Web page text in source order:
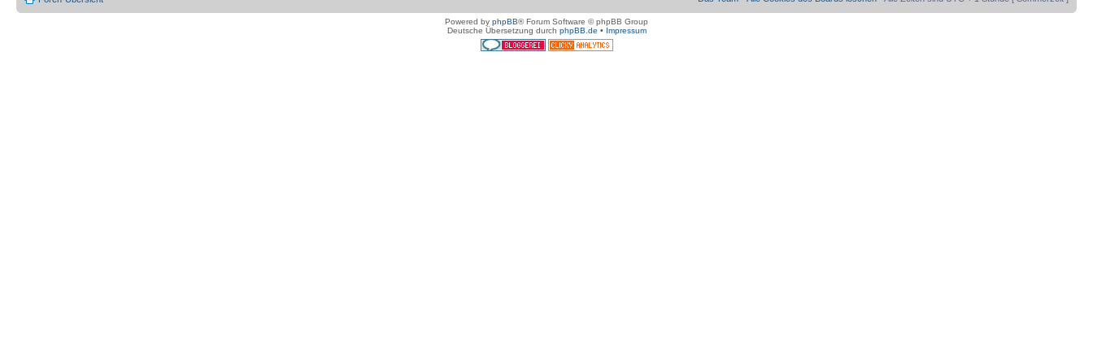
Powered by phpBB® Forum Software © phpBB Group
Deutsche Übersetzung durch phpBB.de • Impressum